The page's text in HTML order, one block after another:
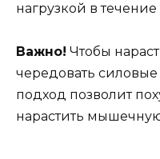
нагрузкой в
Важно! Чтобы
чередовать
подход позволит
нарастить